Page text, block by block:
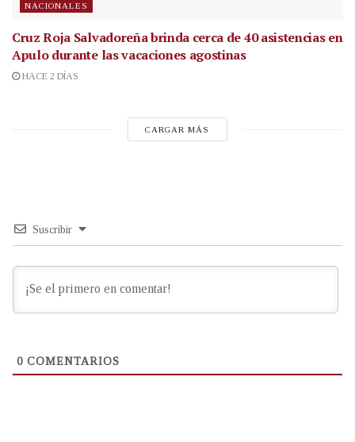
NACIONALES
Cruz Roja Salvadoreña brinda cerca de 40 asistencias en
Apulo durante las vacaciones agostinas
HACE 2 DÍAS
CARGAR MÁS
Suscribir
0 COMENTARIOS